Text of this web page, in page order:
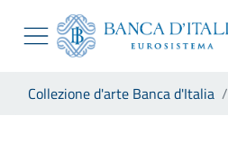
Skip to Main Content
Vai al sito istituzionale
Vai al menu di navigazione
Vai alla ricerca
Vai al footer
Collezione d'arte Banca d'Italia